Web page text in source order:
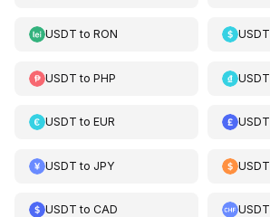
USDT to RON USDT
USDT to PHP USDT
USDT to EUR USDT
USDT to JPY USDT
USDT to CAD USDT